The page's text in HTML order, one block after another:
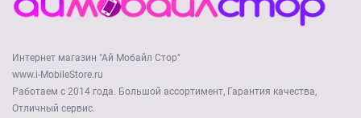
Интернет магазин "Ай Мобайл Стор"
www.i-MobileStore.ru
Работаем с 2014 года. Большой ассортимент, Гарантия качества,
Отличный сервис.